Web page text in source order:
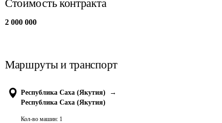
Стоимость контракта
2 000 000
Маршруты и транспорт
Республика Саха (Якутия)
→
Республика Саха (Якутия)
Кол-во машин: 1